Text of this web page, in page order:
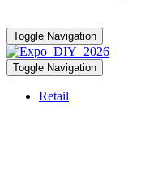
Toggle Navigation
Toggle Navigation
Retail